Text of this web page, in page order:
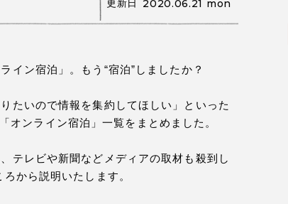
更新日 2020.06.21 mon
イン宿泊」。もう“宿泊”しましたか？
たいので情報を集約してほしい」といった
ンライン宿泊」一覧をまとめました。
テレビや新聞などメディアの取材も殺到し
から説明いたします。